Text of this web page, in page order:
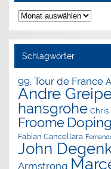
Nachrichten-
Archiv
Schlagwörter
99. Tour de France
Andre
hansgrohe
Froome Doping
Fabian Cancellara
John
Armstrong